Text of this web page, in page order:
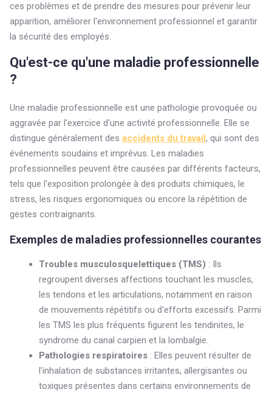
ces problèmes et de prendre des mesures pour prévenir leur
apparition, améliorer l'environnement professionnel et garantir
la sécurité des employés.
Qu'est-ce qu'une maladie professionnelle
?
Une maladie professionnelle est une pathologie provoquée ou
aggravée par l'exercice d'une activité professionnelle. Elle se
distingue généralement des accidents du travail, qui sont des
événements soudains et imprévus. Les maladies
professionnelles peuvent être causées par différents facteurs,
tels que l'exposition prolongée à des produits chimiques, le
stress, les risques ergonomiques ou encore la répétition de
gestes contraignants.
Exemples de maladies professionnelles courantes
Troubles musculosquelettiques (TMS) : Ils
regroupent diverses affections touchant les muscles,
les tendons et les articulations, notamment en raison
de mouvements répétitifs ou d'efforts excessifs. Parmi
les TMS les plus fréquents figurent les tendinites, le
syndrome du canal carpien et la lombalgie.
Pathologies respiratoires : Elles peuvent résulter de
l'inhalation de substances irritantes, allergisantes ou
toxiques présentes dans certains environnements de